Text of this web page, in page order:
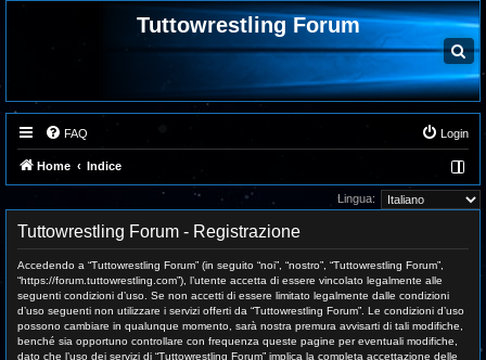
Tuttowrestling Forum
C
e
r
c
a
FAQ Login
Home Indice
Lingua:
Tuttowrestling Forum - Registrazione
Accedendo a “Tuttowrestling Forum” (in seguito “noi”, “nostro”, “Tuttowrestling Forum”,
“https://forum.tuttowrestling.com”), l’utente accetta di essere vincolato legalmente alle
seguenti condizioni d’uso. Se non accetti di essere limitato legalmente dalle condizioni
d’uso seguenti non utilizzare i servizi offerti da “Tuttowrestling Forum”. Le condizioni d’uso
possono cambiare in qualunque momento, sarà nostra premura avvisarti di tali modifiche,
benché sia opportuno controllare con frequenza queste pagine per eventuali modifiche,
dato che l’uso dei servizi di “Tuttowrestling Forum” implica la completa accettazione delle